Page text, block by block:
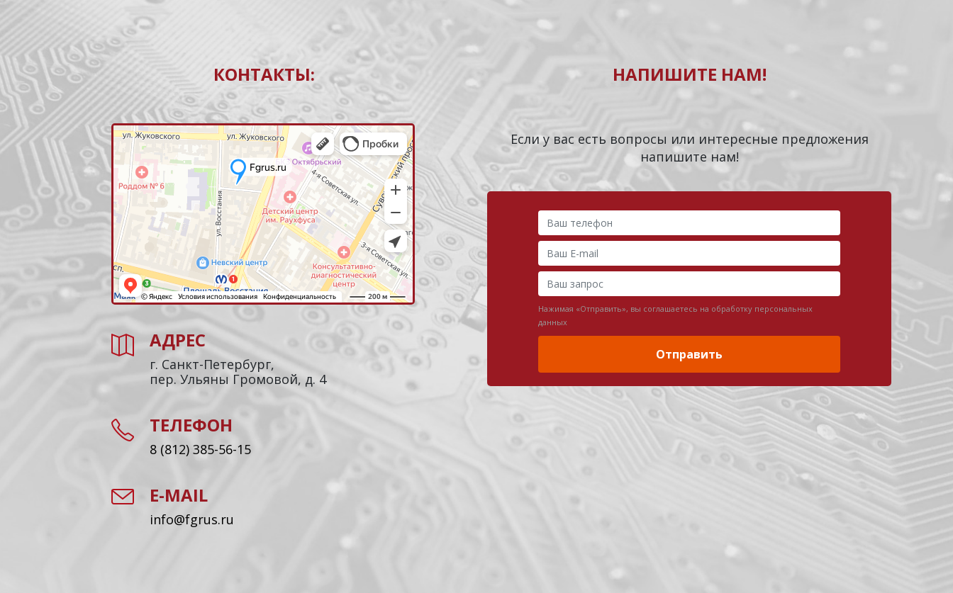
КОНТАКТЫ:
АДРЕС
г. Санкт-Петербург,
пер. Ульяны Громовой, д. 4
ТЕЛЕФОН
8 (812) 385-56-15
E-MAIL
info@fgrus.ru
НАПИШИТЕ НАМ!
Если у вас есть вопросы или интересные предложения
напишите нам!
Нажимая «Отправить», вы соглашаетесь на обработку персональных
данных
Отправить